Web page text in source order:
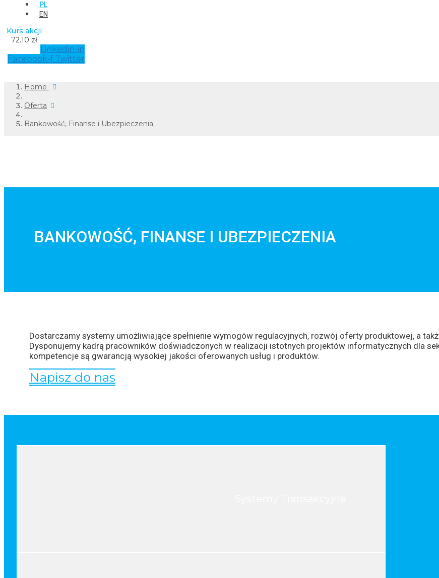
PL
EN
Kurs akcji
72.10 zł
Linkedin-in
Facebook-f Twitter
Home
Oferta
Bankowość, Finanse i Ubezpieczenia
BANKOWOŚĆ, FINANSE I UBEZPIECZENIA
Dostarczamy systemy umożliwiające spełnienie wymogów regulacyjnych, rozwój oferty produktowej, a
Dysponujemy kadrą pracowników doświadczonych w realizacji istotnych projektów informatycznych dla
kompetencje są gwarancją wysokiej jakości oferowanych usług i produktów.
Napisz do nas